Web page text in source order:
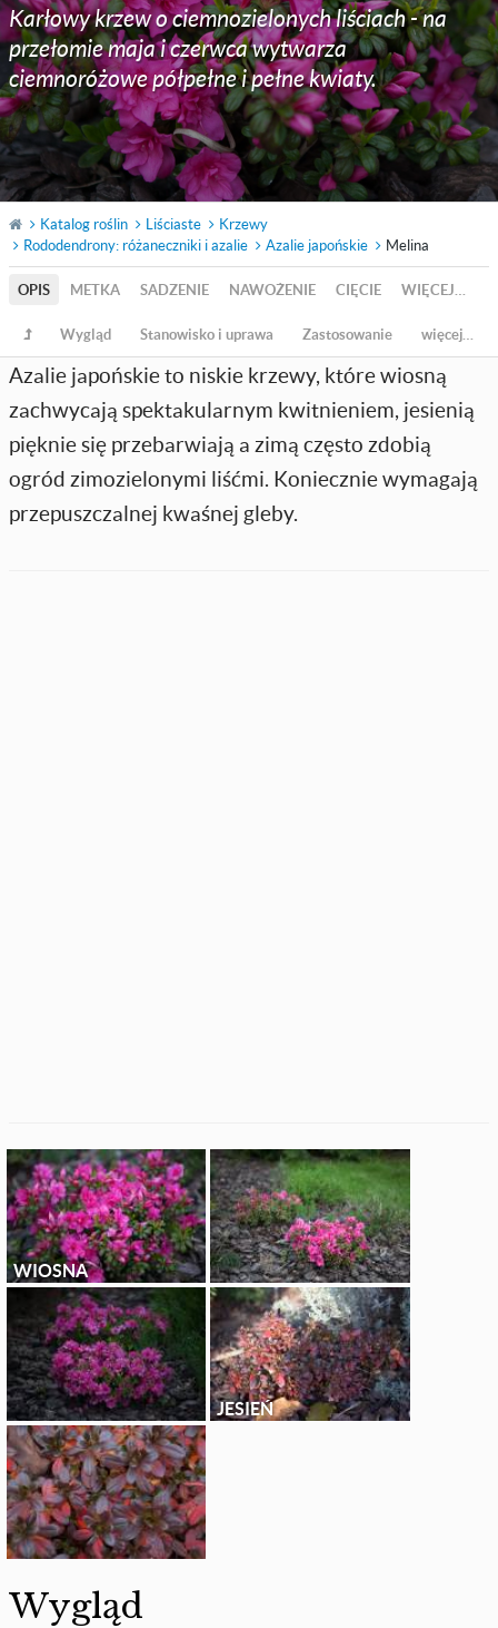
Karłowy krzew o ciemnozielonych liściach - na
przełomie maja i czerwca wytwarza
ciemnoróżowe półpełne i pełne kwiaty.
Katalog roślin Liściaste
Krzewy
Rododendrony: różaneczniki i azalie
Azalie japońskie Melina
OPIS METKA SADZENIE NAWOŻENIE CIĘCIE WIĘCEJ…
Wygląd Stanowisko i uprawa Zastosowanie więcej…
Azalie japońskie to niskie krzewy, które wiosną
zachwycają spektakularnym kwitnieniem, jesienią
pięknie się przebarwiają a zimą często zdobią
ogród zimozielonymi liśćmi. Koniecznie wymagają
przepuszczalnej kwaśnej gleby.
WIOSNA
JESIEŃ
Wygląd